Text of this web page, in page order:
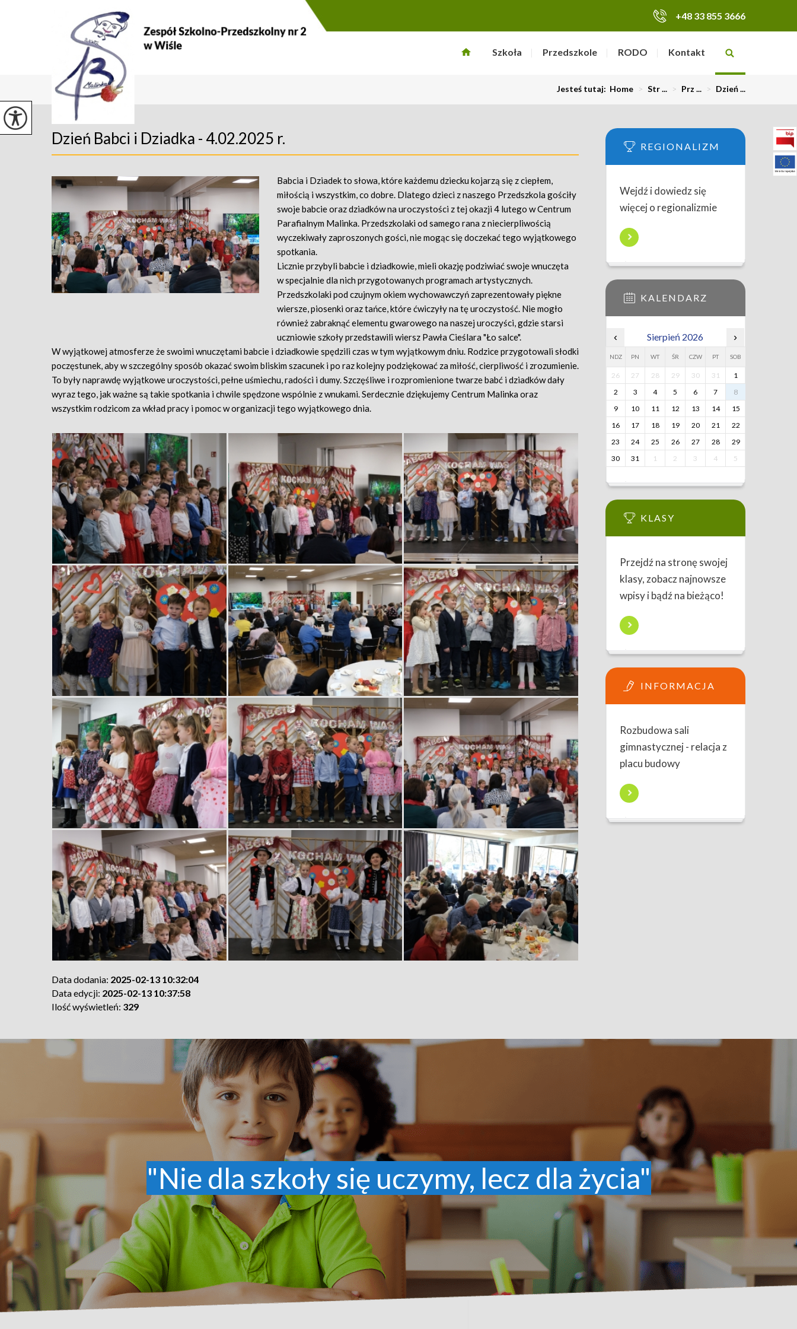
+48 33 855 3666
Szkoła Przedszkole RODO Kontakt
Jesteś tutaj: Home > Str ... > Prz ... > Dzień ...
Dzień Babci i Dziadka - 4.02.2025 r.
Babcia i Dziadek to słowa, które każdemu dziecku kojarzą się z ciepłem,
miłością i wszystkim, co dobre. Dlatego dzieci z naszego Przedszkola gościły
swoje babcie oraz dziadków na uroczystości z tej okazji 4 lutego w Centrum
Parafialnym Malinka. Przedszkolaki od samego rana z niecierpliwością
wyczekiwały zaproszonych gości, nie mogąc się doczekać tego wyjątkowego
spotkania.
Licznie przybyli babcie i dziadkowie, mieli okazję podziwiać swoje wnuczęta
w specjalnie dla nich przygotowanych programach artystycznych.
Przedszkolaki pod czujnym okiem wychowawczyń zaprezentowały piękne
wiersze, piosenki oraz tańce, które ćwiczyły na tę uroczystość. Nie mogło
również zabraknąć elementu gwarowego na naszej uroczyści, gdzie starsi
uczniowie szkoły przedstawili wiersz Pawła Cieślara "Ło salce".
W wyjątkowej atmosferze że swoimi wnuczętami babcie i dziadkowie spędzili czas w tym wyjątkowym dniu. Rodzice przygotowali słodki
poczęstunek, aby w szczególny sposób okazać swoim bliskim szacunek i po raz kolejny podziękować za miłość, cierpliwość i zrozumienie.
To były naprawdę wyjątkowe uroczystości, pełne uśmiechu, radości i dumy. Szczęśliwe i rozpromienione twarze babć i dziadków dały
wyraz tego, jak ważne są takie spotkania i chwile spędzone wspólnie z wnukami. Serdecznie dziękujemy Centrum Malinka oraz
wszystkim rodzicom za wkład pracy i pomoc w organizacji tego wyjątkowego dnia.
Data dodania: 2025-02-13 10:32:04
Data edycji: 2025-02-13 10:37:58
Ilość wyświetleń: 329
REGIONALIZM
Wejdź i dowiedz się
więcej o regionalizmie
KALENDARZ
‹ Sierpień 2026 ›
NDZ PN WT ŚR CZW PT SOB
26 27 28 29 30 31
1
2
3 4 5 6 7
8
9
10 11 12 13 14
15
16
17 18 19 20 21
22
23
24 25 26 27 28
29
30
31 1 2 3 4 5
KLASY
Przejdź na stronę swojej
klasy, zobacz najnowsze
wpisy i bądź na bieżąco!
INFORMACJA
Rozbudowa sali
gimnastycznej - relacja z
placu budowy
"Nie dla szkoły się uczymy, lecz dla życia"